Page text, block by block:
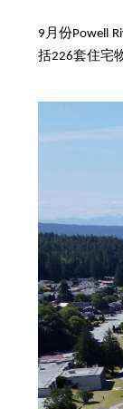
9 月份Powell
括226套住宅